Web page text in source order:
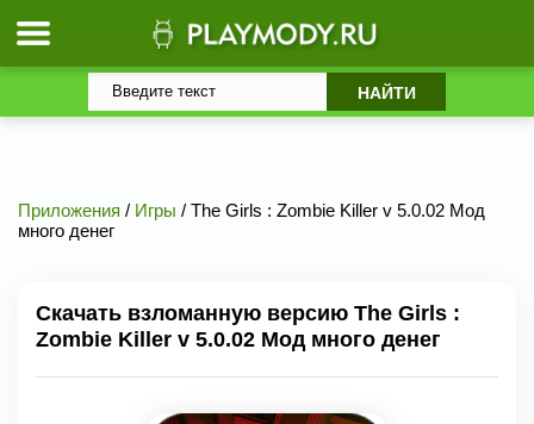
Приложения / Игры / The Girls : Zombie Killer v 5.0.02 Мод
много денег
Скачать взломанную версию The Girls :
Zombie Killer v 5.0.02 Мод много денег